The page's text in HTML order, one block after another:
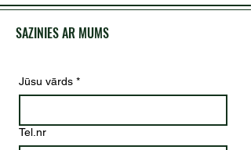
SAZINIES AR MUMS
Jūsu vārds *
Tel.nr